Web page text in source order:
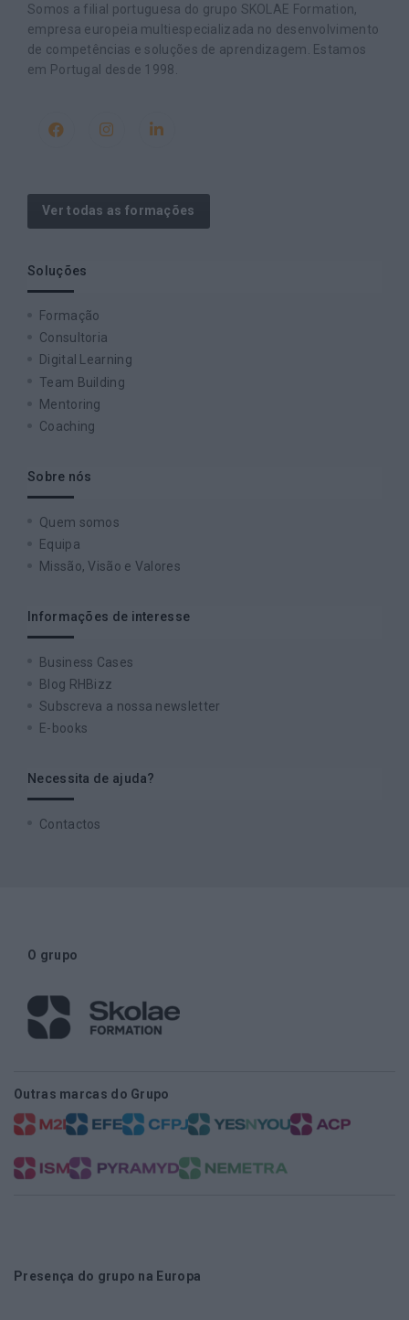
Somos a filial portuguesa do grupo SKOLAE Formation,
empresa europeia multiespecializada no desenvolvimento
de competências e soluções de aprendizagem. Estamos
em Portugal desde 1998.
Ver todas as formações
Soluções
Formação
Consultoria
Digital Learning
Team Building
Mentoring
Coaching
Sobre nós
Quem somos
Equipa
Missão, Visão e Valores
Informações de interesse
Business Cases
Blog RHBizz
Subscreva a nossa newsletter
E-books
Necessita de ajuda?
Contactos
O grupo
Outras marcas do Grupo
Presença do grupo na Europa